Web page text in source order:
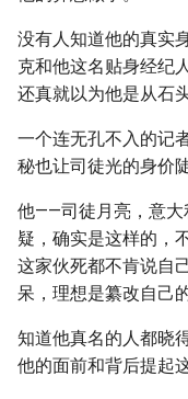
没有人知道他的真实
克和他这名贴身经纪
还真就以为他是从石
一个连无孔不入的记
秘也让司徒光的身价
他——司徒月亮，意大
疑，确实是这样的，
这家伙死都不肯说自
呆，理想是纂改自己
知道他真名的人都晓
他的面前和背后提起